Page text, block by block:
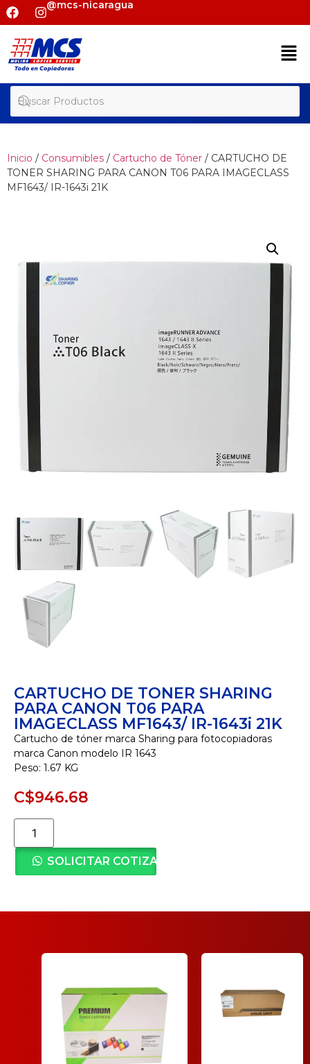
@mcs-nicaragua
Inicio / Consumibles / Cartucho de Tóner / CARTUCHO DE
TONER SHARING PARA CANON T06 PARA IMAGECLASS
MF1643/ IR-1643i 21K
CARTUCHO DE TONER SHARING
PARA CANON T06 PARA
IMAGECLASS MF1643/ IR-1643i 21K
Cartucho de tóner marca Sharing para fotocopiadoras
marca Canon modelo IR 1643
Peso: 1.67 KG
C$946.68
SOLICITAR COTIZACIÓN